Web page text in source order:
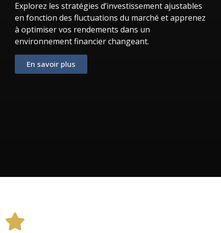
Explorez les stratégies d’investissement ajustables
en fonction des fluctuations du marché et apprenez
à optimiser vos rendements dans un
environnement financier changeant.
En savoir plus